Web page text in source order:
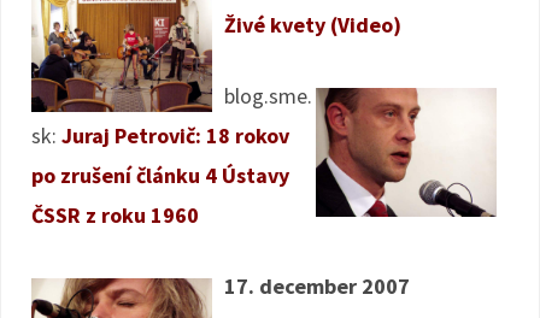
Živé kvety (Video)
blog.sme.
sk: Juraj Petrovič: 18 rokov
po zrušení článku 4 Ústavy
ČSSR z roku 1960
17. december 2007